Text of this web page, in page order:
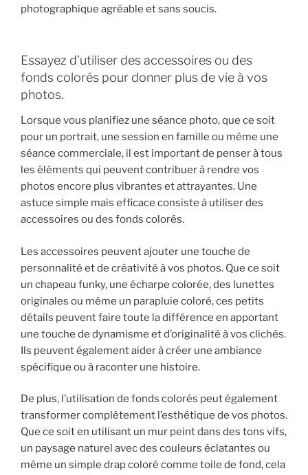
photographique agréable et sans soucis.
Essayez d’utiliser des accessoires ou des
fonds colorés pour donner plus de vie à vos
photos.
Lorsque vous planifiez une séance photo, que ce soit
pour un portrait, une session en famille ou même une
séance commerciale, il est important de penser à tous
les éléments qui peuvent contribuer à rendre vos
photos encore plus vibrantes et attrayantes. Une
astuce simple mais efficace consiste à utiliser des
accessoires ou des fonds colorés.
Les accessoires peuvent ajouter une touche de
personnalité et de créativité à vos photos. Que ce soit
un chapeau funky, une écharpe colorée, des lunettes
originales ou même un parapluie coloré, ces petits
détails peuvent faire toute la différence en apportant
une touche de dynamisme et d’originalité à vos clichés.
Ils peuvent également aider à créer une ambiance
spécifique ou à raconter une histoire.
De plus, l’utilisation de fonds colorés peut également
transformer complètement l’esthétique de vos photos.
Que ce soit en utilisant un mur peint dans des tons vifs,
un paysage naturel avec des couleurs éclatantes ou
même un simple drap coloré comme toile de fond, cela